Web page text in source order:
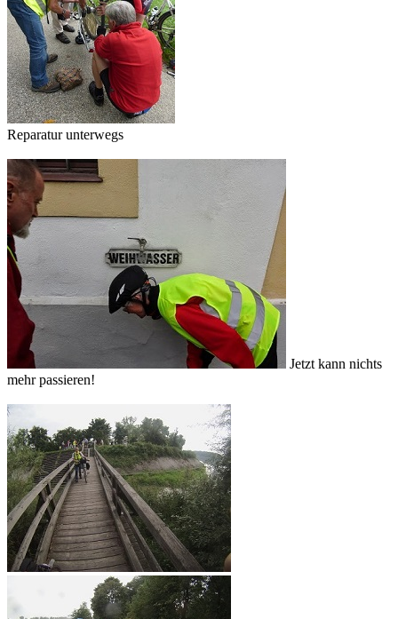
Reparatur unterwegs
Jetzt kann nichts
mehr passieren!